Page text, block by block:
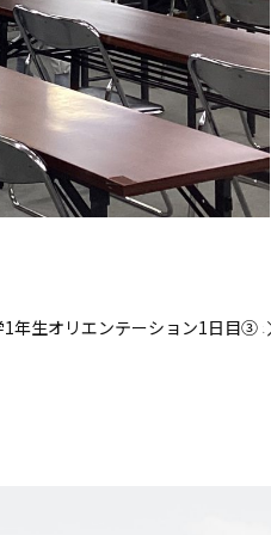
1年生オリエンテーション1日目③ »